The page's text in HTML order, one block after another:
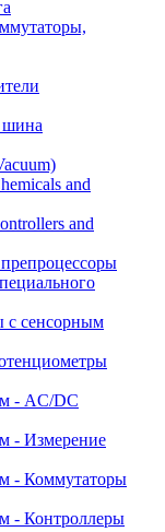
шина
and
and
с сенсорным
- AC/DC
- Измерение
- Коммутаторы
- Контроллеры